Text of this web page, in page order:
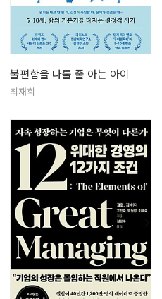
불편함을 다룰 줄 아는 아이
최재희